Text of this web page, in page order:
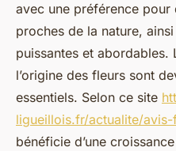
avec une préférence pour
proches de la nature,
puissantes et
l’origine des fleurs sont
essentiels. Selon ce site
ligueillois.fr/actualite/
bénéficie d’une